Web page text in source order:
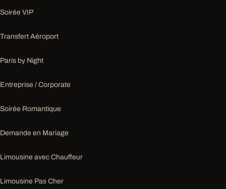
Soirée VIP
Transfert Aéroport
Paris by Night
Entreprise / Corporate
Soirée Romantique
Demande en Mariage
Limousine avec Chauffeur
Limousine Pas Cher